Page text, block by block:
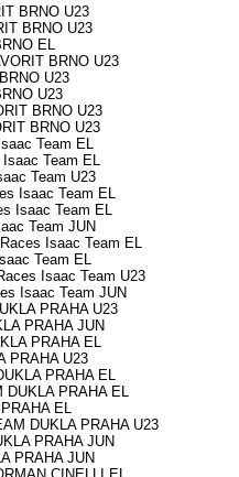
BRNO U23
BRNO U23
EL
BRNO U23
U23
U23
BRNO U23
BRNO U23
Team EL
Team EL
Team U23
Isaac Team EL
Isaac Team EL
Team JUN
Isaac Team EL
Team EL
Isaac Team U23
Isaac Team JUN
PRAHA U23
PRAHA JUN
PRAHA EL
PRAHA U23
PRAHA EL
DUKLA PRAHA EL
EL
DUKLA PRAHA U23
PRAHA JUN
PRAHA JUN